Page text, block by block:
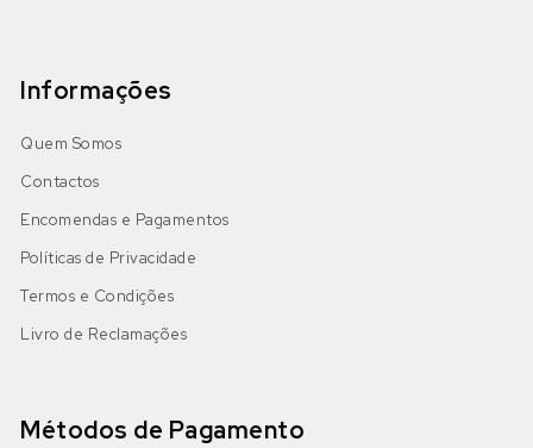
Informações
Quem Somos
Contactos
Encomendas e Pagamentos
Políticas de Privacidade
Termos e Condições
Livro de Reclamações
Métodos de Pagamento